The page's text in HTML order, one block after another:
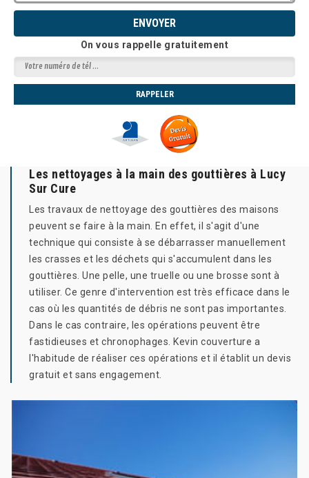
On vous rappelle gratuitement
Les nettoyages à la main des gouttières à Lucy
Sur Cure
Les travaux de nettoyage des gouttières des maisons
peuvent se faire à la main. En effet, il s'agit d'une
technique qui consiste à se débarrasser manuellement
les crasses et les déchets qui s'accumulent dans les
gouttières. Une pelle, une truelle ou une brosse sont à
utiliser. Ce genre d'intervention est très efficace dans le
cas où les quantités de débris ne sont pas importantes.
Dans le cas contraire, les opérations peuvent être
fastidieuses et chronophages. Kevin couverture a
l'habitude de réaliser ces opérations et il établit un devis
gratuit et sans engagement.